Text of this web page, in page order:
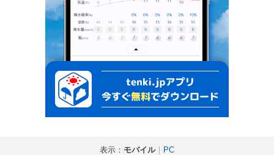
表示： モバイル｜ PC